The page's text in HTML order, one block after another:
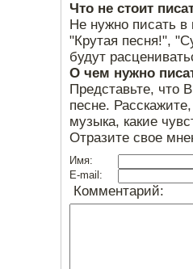
Что не стоит
Не нужно писать в
"Крутая песня!",
будут
О чем нужно
Представьте, что
песне.
музыка, какие
Отразите свое
Имя:
E-mail:
Комментарий: